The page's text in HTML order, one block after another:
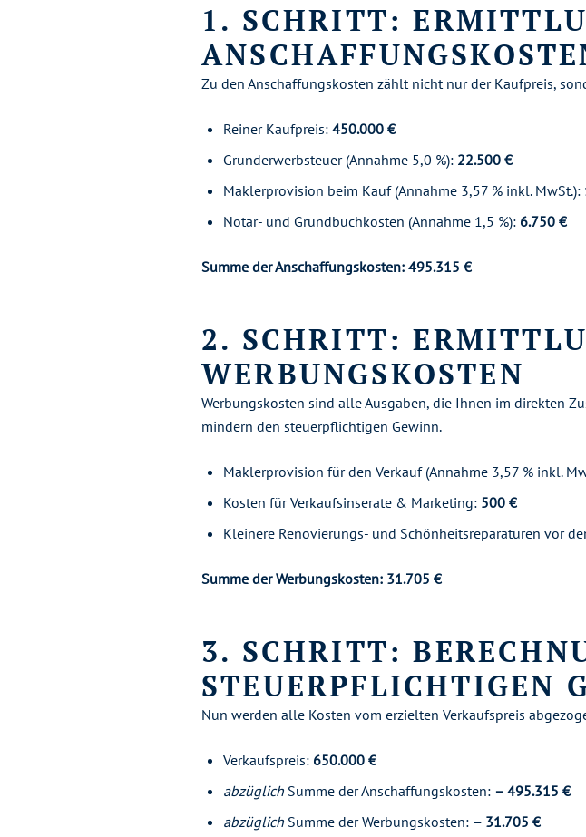
1. SCHRITT:
Zu den Anschaffungskosten zählt nicht nur der Kaufpreis,
Reiner Kaufpreis: 450.000 €
Grunderwerbsteuer (Annahme 5,0 %): 22.500 €
Maklerprovision beim Kauf (Annahme 3,57 % inkl. MwSt.):
Notar- und Grundbuchkosten (Annahme 1,5 %): 6.750 €
Summe der Anschaffungskosten: 495.315 €
2. SCHRITT:
WERBUNGSKOSTEN
Werbungskosten sind alle Ausgaben, die Ihnen im direkten
mindern den steuerpflichtigen Gewinn.
Maklerprovision für den Verkauf (Annahme 3,57 % inkl.
Kosten für Verkaufsinserate & Marketing: 500 €
Kleinere Renovierungs- und Schönheitsreparaturen vor
Summe der Werbungskosten: 31.705 €
3. SCHRITT:
STEUERPFLICHTIGEN
Nun werden alle Kosten vom erzielten Verkaufspreis
Verkaufspreis: 650.000 €
abzüglich Summe der Anschaffungskosten: – 495.315 €
abzüglich Summe der Werbungskosten: – 31.705 €